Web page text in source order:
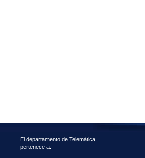
El departamento de Telemática
pertenece a: